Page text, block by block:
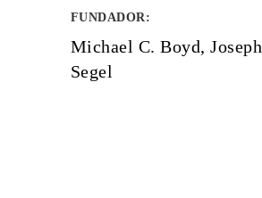
FUNDADOR:
Michael C. Boyd, Joseph
Segel